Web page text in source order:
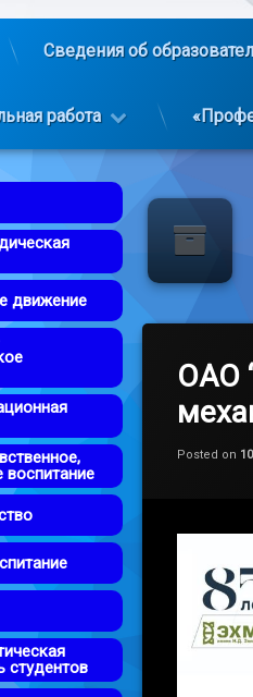
Сведения об
работа
ОАО
Posted on
движение
воспитание
студентов